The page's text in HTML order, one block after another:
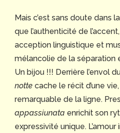
Mais c’est sans doute dans
que l’authenticité de
acception linguistique et
mélancolie de la séparation
Un bijou !!! Derrière l’envol
notte cache le récit d’une
remarquable de la ligne.
appassiunata enrichit son
expressivité unique.